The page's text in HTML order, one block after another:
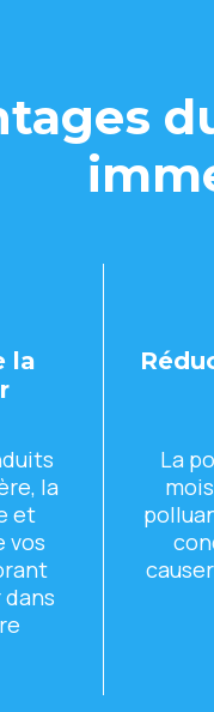
la
la
еt
vos
dans
La